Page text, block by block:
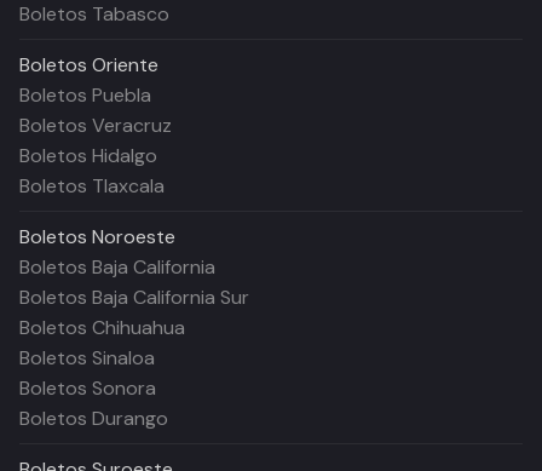
Boletos Tabasco
Boletos Oriente
Boletos Puebla
Boletos Veracruz
Boletos Hidalgo
Boletos Tlaxcala
Boletos Noroeste
Boletos Baja California
Boletos Baja California Sur
Boletos Chihuahua
Boletos Sinaloa
Boletos Sonora
Boletos Durango